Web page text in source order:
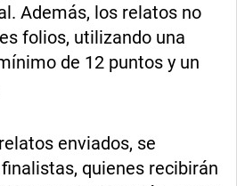
Además, los relatos no
folios, utilizando una
de 12 puntos y un
enviados, se
quienes recibirán